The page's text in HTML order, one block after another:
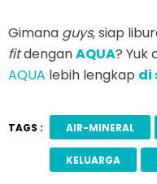
Gimana guys, siap
fitdenganAQUA? Yuk
AQUA lebih lengkap di
TAGS : AIR-MINERAL
KELUARGA